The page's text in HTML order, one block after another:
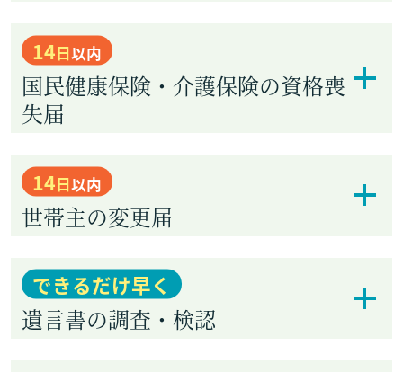
14日以内
国民健康保険・介護保険の資格喪
失届
14日以内
世帯主の変更届
できるだけ早く
遺言書の調査・検認